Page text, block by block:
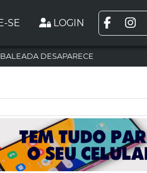
SE LOGIN
DESAPARECE